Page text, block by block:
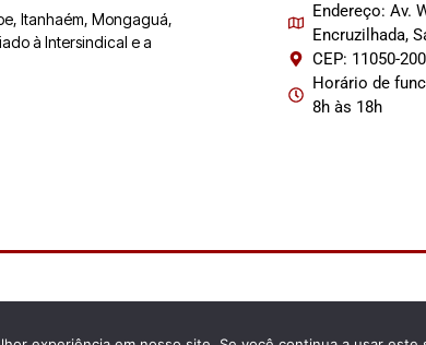
Itanhaém, Mongaguá,
à Intersindical e a
Endereço: Av.
Encruzilhada,
CEP: 11050-200
Horário de
8h às 18h